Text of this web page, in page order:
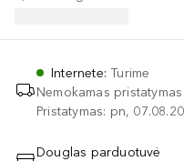
Internete:Turime
Nemokamas pristatymas
Pristatymas: pn,
Douglas parduotuvė